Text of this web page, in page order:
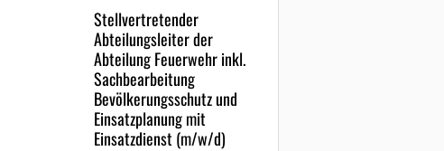
Stellvertretender
Abteilungsleiter der
Abteilung Feuerwehr inkl.
Sachbearbeitung
Bevölkerungsschutz und
Einsatzplanung mit
Einsatzdienst (m/w/d)